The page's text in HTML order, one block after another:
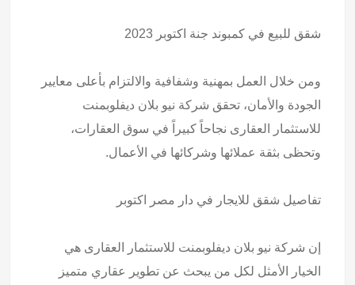
شقق للبيع في كمبوند جنة اكتوبر
ومن خلال العمل بمهنية وشفافية والالتزام بأعلى معايير
الجودة والأمان، تحقق شركة نيو بلان ديفلوبمنت
للاستثمار العقارى نجاحاً كبيراً في سوق العقارات،
وتحظى بثقة عملائها وشركائها في الأعمال.
تفاصيل شقق للايجار في دار مصر اكتوبر
إن شركة نيو بلان ديفلوبمنت للاستثمار العقارى هي
الخيار الأمثل لكل من يبحث عن تطوير عقاري متميز